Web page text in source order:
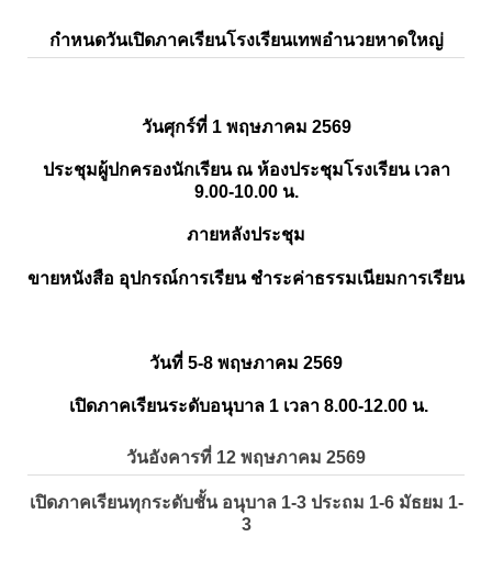
กำหนดวันเปิดภาคเรียนโรงเรียนเทพอำนวยหาดใหญ่
วันศุกร์ที่ 1 พฤษภาคม 2569
ประชุมผู้ปกครองนักเรียน ณ ห้องประชุมโรงเรียน เวลา
9.00-10.00 น.
ภายหลังประชุม
ขายหนังสือ อุปกรณ์การเรียน ชำระค่าธรรมเนียมการเรียน
วันที่ 5-8 พฤษภาคม 2569
เปิดภาคเรียนระดับอนุบาล 1 เวลา 8.00-12.00 น.
วันอังคารที่ 12 พฤษภาคม 2569
เปิดภาคเรียนทุกระดับชั้น อนุบาล 1-3 ประถม 1-6 มัธยม 1-
3